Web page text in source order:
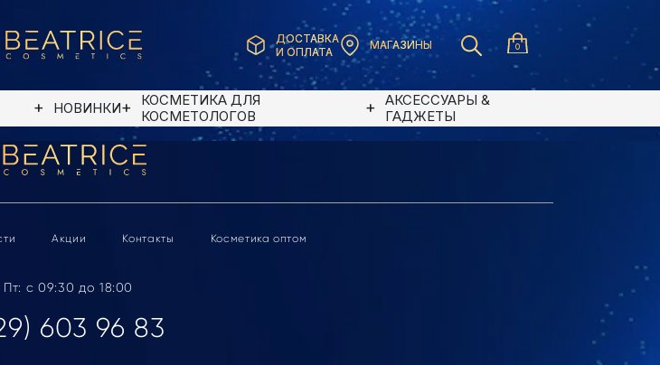
ДОСТАВКА
И ОПЛАТА
МАГАЗИНЫ 0
НОВИНКИ
КОСМЕТИКА ДЛЯ
КОСМЕТОЛОГОВ
АКСЕССУАРЫ &
ГАДЖЕТЫ
Акции Контакты Косметика оптом
с 09:30 до 18:00
603 96 83